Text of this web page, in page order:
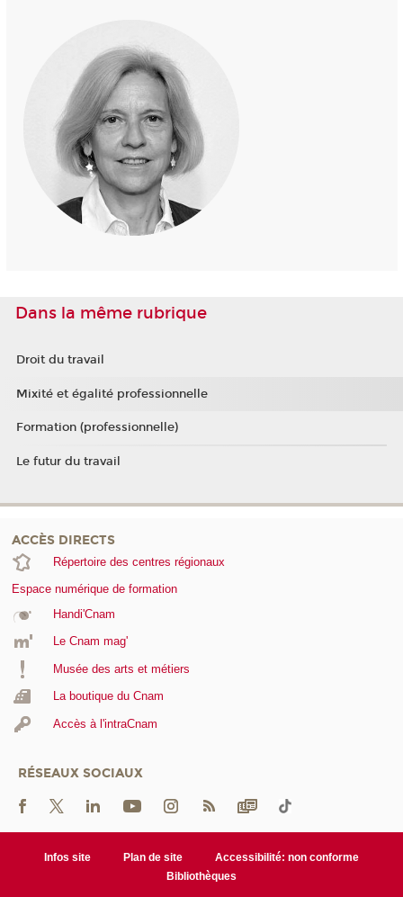
Dans la même rubrique
Droit du travail
Mixité et égalité professionnelle
Formation (professionnelle)
Le futur du travail
ACCÈS DIRECTS
Répertoire des centres régionaux
Espace numérique de formation
Handi'Cnam
Le Cnam mag'
Musée des arts et métiers
La boutique du Cnam
Accès à l'intraCnam
RÉSEAUX SOCIAUX
Infos site Plan de site
Accessibilité: non conforme
Bibliothèques